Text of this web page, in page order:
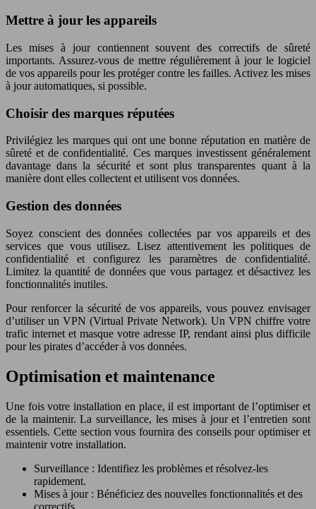
Mettre à jour les appareils
Les mises à jour contiennent souvent des correctifs de sûreté
importants. Assurez-vous de mettre régulièrement à jour le logiciel
de vos appareils pour les protéger contre les failles. Activez les mises
à jour automatiques, si possible.
Choisir des marques réputées
Privilégiez les marques qui ont une bonne réputation en matière de
sûreté et de confidentialité. Ces marques investissent généralement
davantage dans la sécurité et sont plus transparentes quant à la
manière dont elles collectent et utilisent vos données.
Gestion des données
Soyez conscient des données collectées par vos appareils et des
services que vous utilisez. Lisez attentivement les politiques de
confidentialité et configurez les paramètres de confidentialité.
Limitez la quantité de données que vous partagez et désactivez les
fonctionnalités inutiles.
Pour renforcer la sécurité de vos appareils, vous pouvez envisager
d’utiliser un VPN (Virtual Private Network). Un VPN chiffre votre
trafic internet et masque votre adresse IP, rendant ainsi plus difficile
pour les pirates d’accéder à vos données.
Optimisation et maintenance
Une fois votre installation en place, il est important de l’optimiser et
de la maintenir. La surveillance, les mises à jour et l’entretien sont
essentiels. Cette section vous fournira des conseils pour optimiser et
maintenir votre installation.
Surveillance : Identifiez les problèmes et résolvez-les
rapidement.
Mises à jour : Bénéficiez des nouvelles fonctionnalités et des
correctifs.